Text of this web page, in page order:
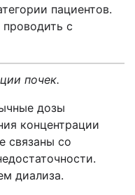
пациентов.
с
почек.
дозы
концентрации
связаны со
диализа.